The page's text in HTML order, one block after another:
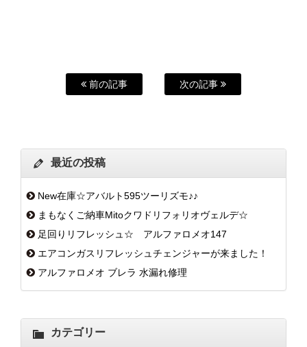
前の記事 次の記事
最近の投稿
New在庫☆アバルト595ツーリズモ♪♪
まもなくご納車Mitoクワドリフォリオヴェルデ☆
足回りリフレッシュ☆ アルファロメオ147
エアコンガスリフレッシュチェンジャーが来ました！
アルファロメオ ブレラ 水漏れ修理
カテゴリー